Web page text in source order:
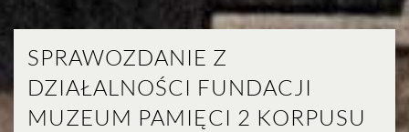
SPRAWOZDANIE Z
DZIAŁALNOŚCI FUNDACJI
MUZEUM PAMIĘCI 2 KORPUSU